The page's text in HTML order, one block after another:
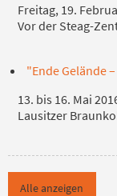
Freitag, 19.
Vor der Steag-
"Ende Gelände
13. bis 16. Mai
Lausitzer
Alle anzeigen